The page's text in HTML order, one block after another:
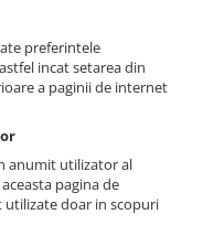
preferintele
incat setarea din
a paginii de internet
anumit utilizator al
pagina de
doar in scopuri